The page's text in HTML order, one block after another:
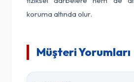
koruma altında olur.
Müşteri Yorumları